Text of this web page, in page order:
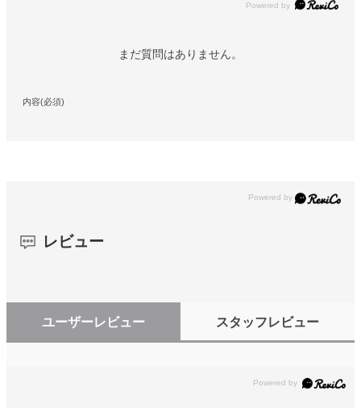
Powered by
まだ質問はありません。
内容(必須)
レビュー
ユーザーレビュー スタッフレビュー